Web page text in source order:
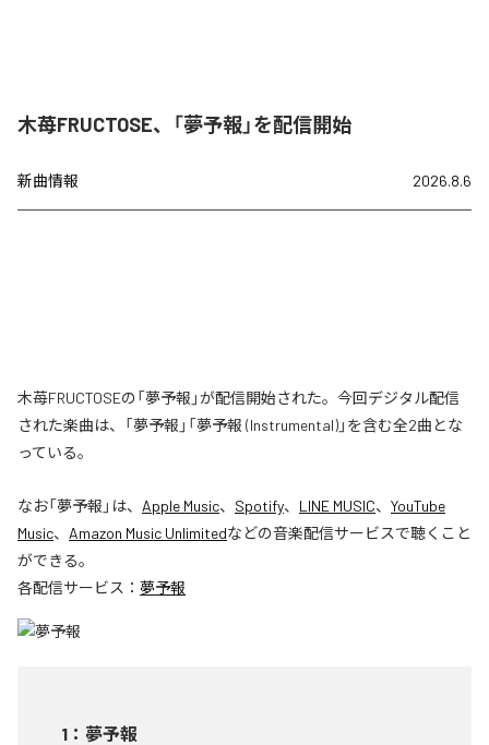
木苺FRUCTOSE、「夢予報」を配信開始
新曲情報 2026.8.6
木苺FRUCTOSEの「夢予報」が配信開始された。今回デジタル配信
された楽曲は、「夢予報」「夢予報 (Instrumental)」を含む全2曲とな
っている。
なお「夢予報 」は、 Apple Music、 Spotify、 LINE MUSIC、 YouTube
Music、 Amazon Music Unlimitedなどの音楽配信サービスで聴くこと
ができる。
各配信サービス： 夢予報
1 ： 夢予報